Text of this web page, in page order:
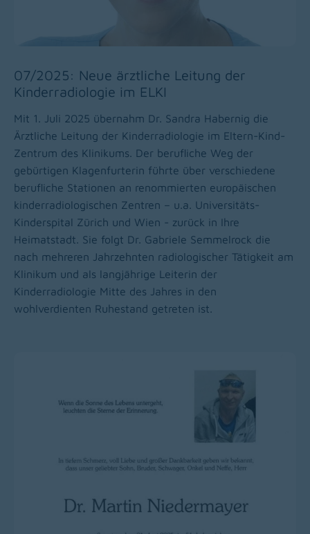
07/2025: Neue ärztliche Leitung der
Kinderradiologie im ELKI
Mit 1. Juli 2025 übernahm Dr. Sandra Habernig die
Ärztliche Leitung der Kinderradiologie im Eltern-Kind-
Zentrum des Klinikums. Der berufliche Weg der
gebürtigen Klagenfurterin führte über verschiedene
berufliche Stationen an renommierten europäischen
kinderradiologischen Zentren – u.a. Universitäts-
Kinderspital Zürich und Wien - zurück in Ihre
Heimatstadt. Sie folgt Dr. Gabriele Semmelrock die
nach mehreren Jahrzehnten radiologischer Tätigkeit am
Klinikum und als langjährige Leiterin der
Kinderradiologie Mitte des Jahres in den
wohlverdienten Ruhestand getreten ist.